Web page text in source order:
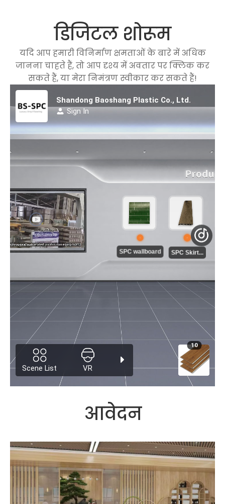
डिजिटल शोरूम
यदि आप हमारी विनिर्माण क्षमताओं के बारे में अधिक
जानना चाहते हैं, तो आप दृश्य में अवतार पर क्लिक कर
सकते हैं, या मेरा निमंत्रण स्वीकार कर सकते हैं!
आवेदन